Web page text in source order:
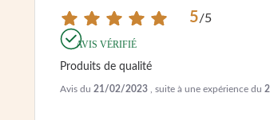
5/5
AVIS VÉRIFIÉ
Produits de qualité
Avis du 21/02/2023 , suite à une expérience du